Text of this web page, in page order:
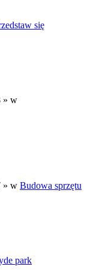
się
» w
» w Budowa sprzętu
park